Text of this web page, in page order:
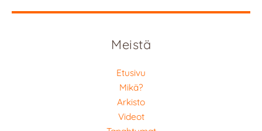
Meistä
Etusivu
Mikä?
Arkisto
Videot